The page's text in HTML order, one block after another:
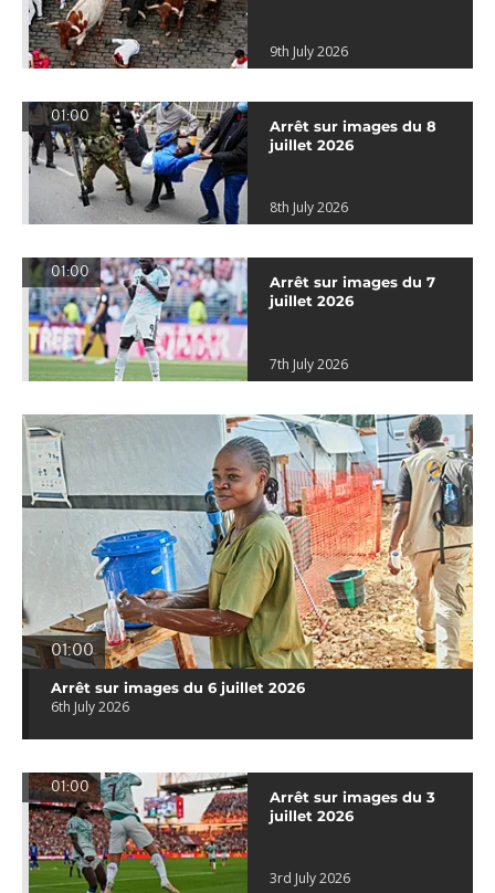
9th July 2026
01:00
Arrêt sur images du 8
juillet 2026
8th July 2026
01:00
Arrêt sur images du 7
juillet 2026
7th July 2026
01:00
Arrêt sur images du 6 juillet 2026
6th July 2026
01:00
Arrêt sur images du 3
juillet 2026
3rd July 2026